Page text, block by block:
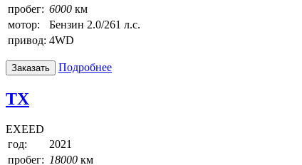
пробег: 6000 км
мотор:
Бензин 2.0/261 л.с.
привод: 4WD
Заказать Подробнее
TX
EXEED
год:
2021
пробег: 18000 км